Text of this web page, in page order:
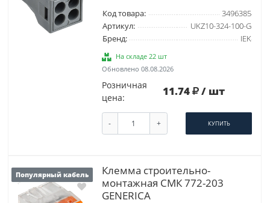
Код товара:
3496385
Артикул:
UKZ10-324-100-G
Бренд:
IEK
На складе 22 шт
Обновлено 08.08.2026
Розничная
цена:
11.74 / шт
- + КУПИТЬ
Популярный кабель
Клемма строительно-
монтажная СМК 772-203
GENERICA